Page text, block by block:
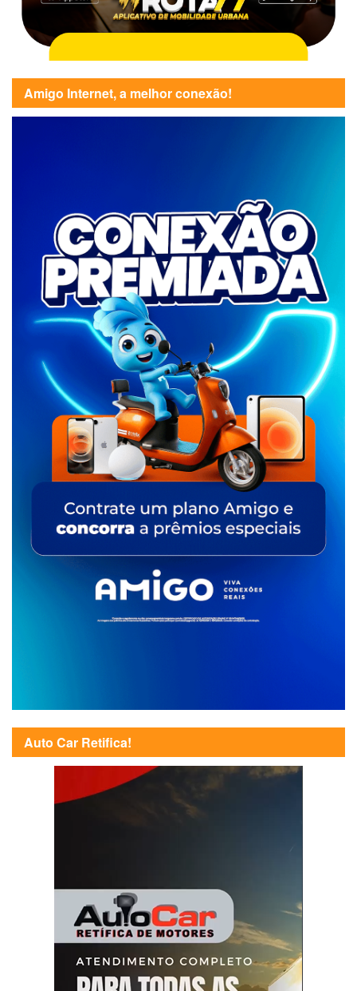
Amigo Internet, a melhor conexão!
Auto Car Retifica!